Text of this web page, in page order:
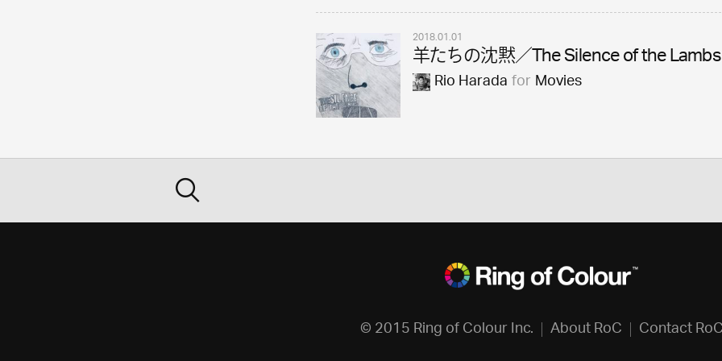
2018.01.01
羊たちの沈黙／The Silence of the Lambs
Rio HaradaforMovies
© 2015 Ring of Colour Inc. About RoC Contact